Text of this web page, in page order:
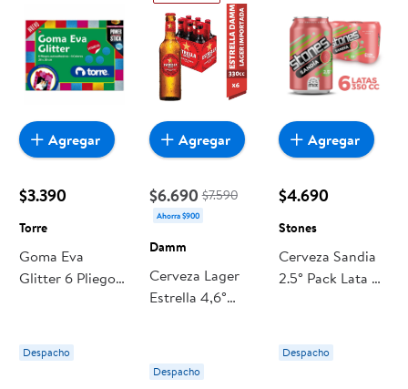
$3.390
Torre
Goma Eva
Glitter 6 Pliegos
Torre
Despacho
Agregar
$6.690 $7.590
Ahorra $900
Damm
Cerveza Lager
Estrella 4,6°
Despacho
Agregar
$4.690
Stones
Cerveza Sandia
2.5° Pack Lata 6
Despacho
Agregar